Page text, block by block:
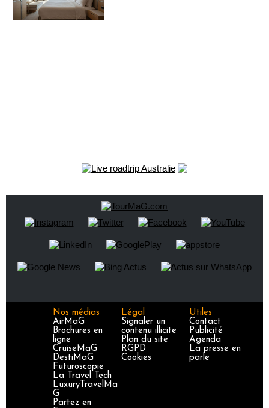
Nos médias
AirMaG
Brochures en
ligne
CruiseMaG
DestiMaG
Futuroscopie
La Travel Tech
LuxuryTravelMa
G
Partez en
Légal
Signaler un
contenu illicite
Plan du site
RGPD
Cookies
Utiles
Contact
Publicité
Agenda
La presse en
parle